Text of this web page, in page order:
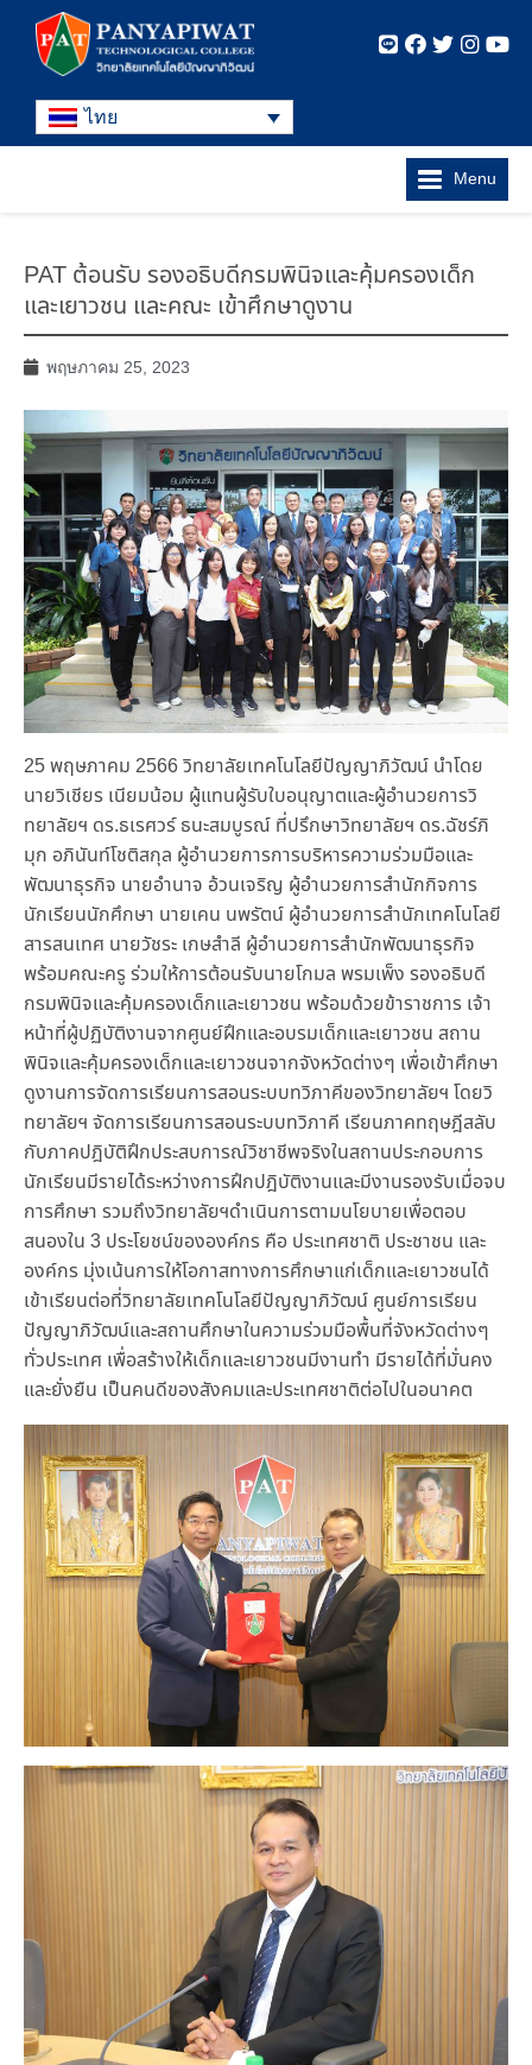
ไทย
Menu
PAT ต้อนรับ รองอธิบดีกรมพินิจและคุ้มครองเด็ก
และเยาวชน และคณะ เข้าศึกษาดูงาน
พฤษภาคม 25, 2023
25 พฤษภาคม 2566 วิทยาลัยเทคโนโลยีปัญญาภิวัฒน์ นำโดย
นายวิเชียร เนียมน้อม ผู้แทนผู้รับใบอนุญาตและผู้อำนวยการวิ
ทยาลัยฯ ดร.ธเรศวร์ ธนะสมบูรณ์ ที่ปรึกษาวิทยาลัยฯ ดร.ฉัชร์ภิ
มุก อภินันท์โชติสกุล ผู้อำนวยการการบริหารความร่วมมือและ
พัฒนาธุรกิจ นายอำนาจ อ้วนเจริญ ผู้อำนวยการสำนักกิจการ
นักเรียนนักศึกษา นายเคน นพรัตน์ ผู้อำนวยการสำนักเทคโนโลยี
สารสนเทศ นายวัชระ เกษสำลี ผู้อำนวยการสำนักพัฒนาธุรกิจ
พร้อมคณะครู ร่วมให้การต้อนรับนายโกมล พรมเพ็ง รองอธิบดี
กรมพินิจและคุ้มครองเด็กและเยาวชน พร้อมด้วยข้าราชการ เจ้า
หน้าที่ผู้ปฏิบัติงานจากศูนย์ฝึกและอบรมเด็กและเยาวชน สถาน
พินิจและคุ้มครองเด็กและเยาวชนจากจังหวัดต่างๆ เพื่อเข้าศึกษา
ดูงานการจัดการเรียนการสอนระบบทวิภาคีของวิทยาลัยฯ โดยวิ
ทยาลัยฯ จัดการเรียนการสอนระบบทวิภาคี เรียนภาคทฤษฎีสลับ
กับภาคปฎิบัติฝึกประสบการณ์วิชาชีพจริงในสถานประกอบการ
นักเรียนมีรายได้ระหว่างการฝึกปฎิบัติงานและมีงานรองรับเมื่อจบ
การศึกษา รวมถึงวิทยาลัยฯดำเนินการตามนโยบายเพื่อตอบ
สนองใน 3 ประโยชน์ขององค์กร คือ ประเทศชาติ ประชาชน และ
องค์กร มุ่งเน้นการให้โอกาสทางการศึกษาแก่เด็กและเยาวชนได้
เข้าเรียนต่อที่วิทยาลัยเทคโนโลยีปัญญาภิวัฒน์ ศูนย์การเรียน
ปัญญาภิวัฒน์และสถานศึกษาในความร่วมมือพื้นที่จังหวัดต่างๆ
ทั่วประเทศ เพื่อสร้างให้เด็กและเยาวชนมีงานทำ มีรายได้ที่มั่นคง
และยั่งยืน เป็นคนดีของสังคมและประเทศชาติต่อไปในอนาคต